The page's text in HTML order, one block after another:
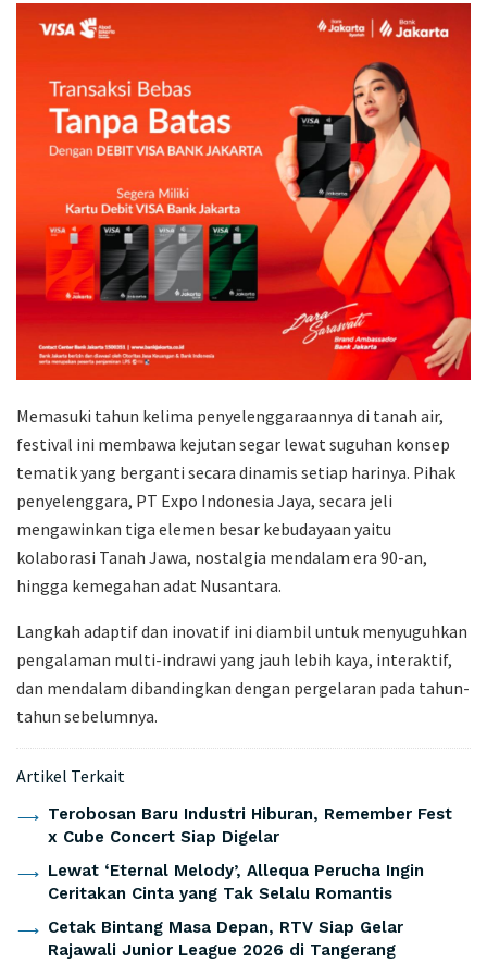
​Memasuki tahun kelima penyelenggaraannya di tanah air,
festival ini membawa kejutan segar lewat suguhan konsep
tematik yang berganti secara dinamis setiap harinya. Pihak
penyelenggara, PT Expo Indonesia Jaya, secara jeli
mengawinkan tiga elemen besar kebudayaan yaitu
kolaborasi Tanah Jawa, nostalgia mendalam era 90-an,
hingga kemegahan adat Nusantara.
Langkah adaptif dan inovatif ini diambil untuk menyuguhkan
pengalaman multi-indrawi yang jauh lebih kaya, interaktif,
dan mendalam dibandingkan dengan pergelaran pada tahun-
tahun sebelumnya.
Artikel Terkait
Terobosan Baru Industri Hiburan, Remember Fest
x Cube Concert Siap Digelar
Lewat ‘Eternal Melody’, Allequa Perucha Ingin
Ceritakan Cinta yang Tak Selalu Romantis
Cetak Bintang Masa Depan, RTV Siap Gelar
Rajawali Junior League 2026 di Tangerang